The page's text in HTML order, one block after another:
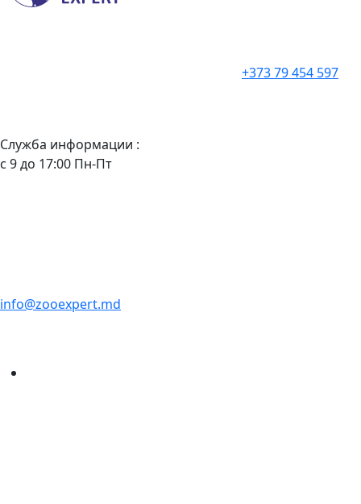
+373 79 454 597
Служба информации :
с 9 до 17:00 Пн-Пт
info@zooexpert.md